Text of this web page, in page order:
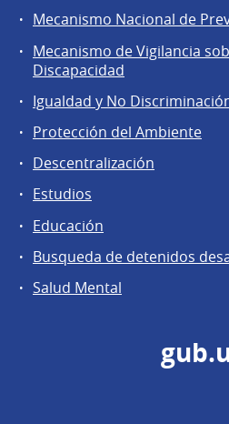
Mecanismo Nacional de
Mecanismo de Vigilancia
Discapacidad
Igualdad y No
Protección del Ambiente
Descentralización
Estudios
Educación
Busqueda de detenidos
Salud Mental